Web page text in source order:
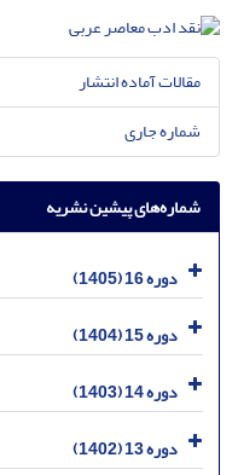
مقالات آماده انتشار
شماره جاری
شماره‌های پیشین نشریه
دوره 16 (1405)
دوره 15 (1404)
دوره 14 (1403)
دوره 13 (1402)